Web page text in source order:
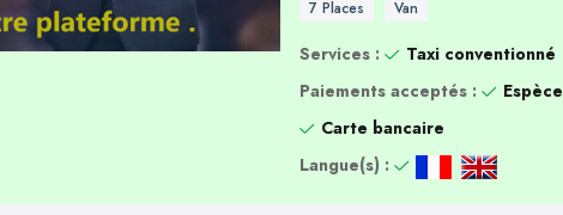
7 Places Van
Services :
Taxi conventionné
Paiements acceptés :
Espèce
Carte bancaire
Langue(s) :